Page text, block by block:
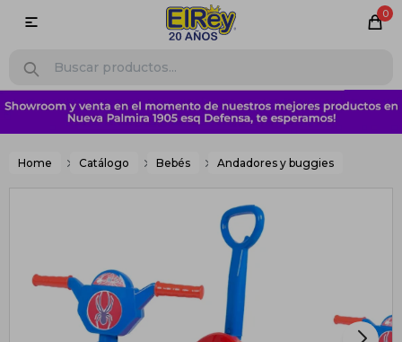
0

Home Catálogo Bebés Andadores y buggies